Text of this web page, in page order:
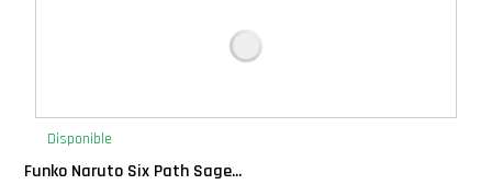
Exclusivos
Gift Cards
Disponible
Funko Naruto Six Path Sage...